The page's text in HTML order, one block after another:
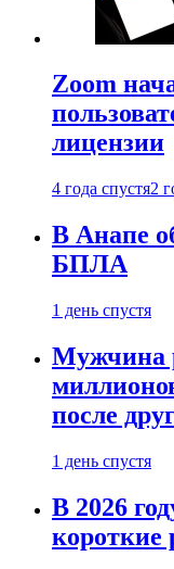
Zoom
лицензии
4 года спустя2
В Анапе
БПЛА
1 день спустя
Мужчина
после
1 день спустя
В 2026
короткие